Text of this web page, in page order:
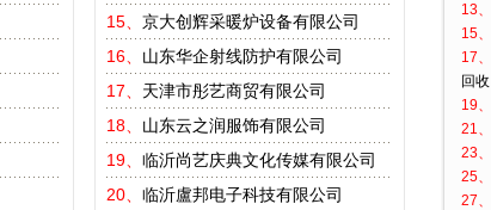
15、 京大创辉采暖炉设备有限公司
16、 山东华企射线防护有限公司
17、 天津市彤艺商贸有限公司
18、 山东云之润服饰有限公司
19、 临沂尚艺庆典文化传媒有限公司
20、 临沂盧邦电子科技有限公司
13、
15、
17、
回收
19、
21、
23、
25、
27、